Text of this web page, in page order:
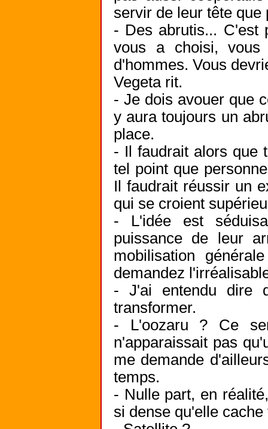
servir de leur tête que
- Des abrutis... C'est
vous a choisi,
d'hommes. Vous
Vegeta rit.
- Je dois avouer que
y aura toujours un
place.
- Il faudrait alors que
tel point que
Il faudrait réussir un
qui se croient
- L'idée est
puissance de leur
mobilisation
demandez
- J'ai entendu dire
transformer.
- L'oozaru ? Ce
n'apparaissait pas
me demande
temps.
- Nulle part, en
si dense qu'elle